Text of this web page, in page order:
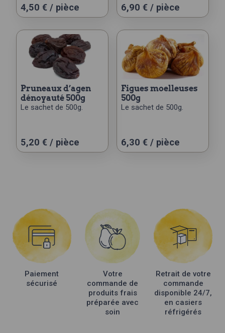
4,50 € / pièce 6,90 € / pièce
pruneaux d’agen
dénoyauté 500g
Le sachet de 500g.
5,20 € / pièce
figues moelleuses
500g
Le sachet de 500g.
6,30 € / pièce
Paiement
sécurisé
Votre
commande de
produits frais
préparée avec
soin
Retrait de votre
commande
disponible 24/7,
en casiers
réfrigérés